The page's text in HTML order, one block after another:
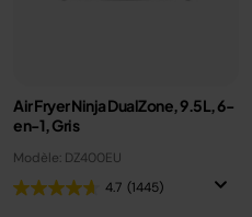
Air Fryer Ninja DualZone, 9.5L, 6-
en-1, Gris
Modèle: DZ400EU
4.7 (1445)